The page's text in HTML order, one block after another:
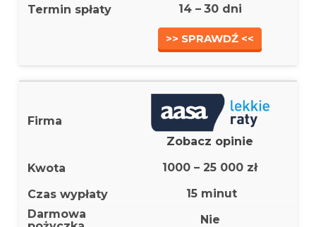
14 – 30 dni
>> SPRAWDŹ <<
Zobacz opinie
1000 – 25 000 zł
15 minut
Nie